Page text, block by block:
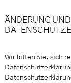
ÄNDERUNG
Wir bitten Sie, sich